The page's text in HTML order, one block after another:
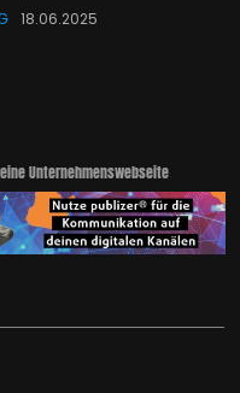
18.06.2025
Unternehmenswebseite